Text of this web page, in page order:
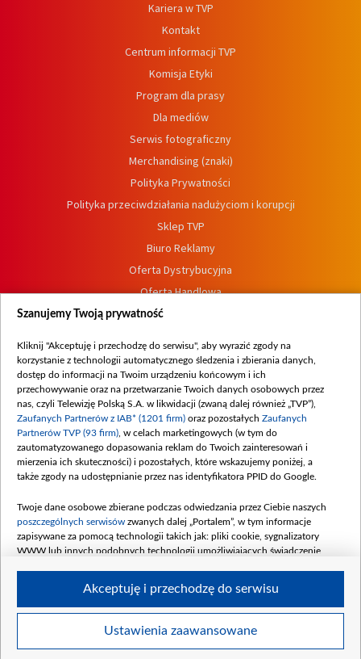
Kariera w TVP
Kontakt
Centrum informacji TVP
Komisja Etyki
Program dla prasy
Dla mediów
Serwis fotograficzny
Merchandising (znaki)
Polityka Prywatności
Polityka przeciwdziałania nadużyciom i korupcji
Sklep TVP
Biuro Reklamy
Oferta Dystrybucyjna
Oferta Handlowa
Dostępność
Procedura zgłoszeń wewnętrznych
© 2026 Telewizja Polska S. A. w likwidacji
Szanujemy Twoją prywatność
Kliknij "Akceptuję i przechodzę do serwisu", aby wyrazić zgody na
korzystanie z technologii automatycznego śledzenia i zbierania danych,
dostęp do informacji na Twoim urządzeniu końcowym i ich
przechowywanie oraz na przetwarzanie Twoich danych osobowych przez
nas, czyli Telewizję Polską S.A. w likwidacji (zwaną dalej również „TVP”),
Zaufanych Partnerów z IAB* (1201 firm) oraz pozostałych Zaufanych
Partnerów TVP (93 firm) , w celach marketingowych (w tym do
zautomatyzowanego dopasowania reklam do Twoich zainteresowań i
mierzenia ich skuteczności) i pozostałych, które wskazujemy poniżej, a
także zgody na udostępnianie przez nas identyfikatora PPID do Google.
Twoje dane osobowe zbierane podczas odwiedzania przez Ciebie naszych
poszczególnych serwisów zwanych dalej „Portalem”, w tym informacje
zapisywane za pomocą technologii takich jak: pliki cookie, sygnalizatory
WWW lub innych podobnych technologii umożliwiających świadczenie
Twoje dane osobowe zbierane podczas odwiedzania przez Ciebie
Ustawienia zaawansowane
Akceptuję i przechodzę do serwisu